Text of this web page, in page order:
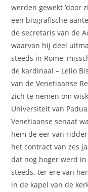
werden gewekt ‘door
een biografische
de secretaris van de
waarvan hij deel
steeds in Rome,
de kardinaal – Lelio
van de Venetiaanse
zich te nemen om
Universiteit van
Venetiaanse senaat
hem de eer van
het contract van zes
dat nog hoger werd
steeds. ter ere van
in de kapel van de